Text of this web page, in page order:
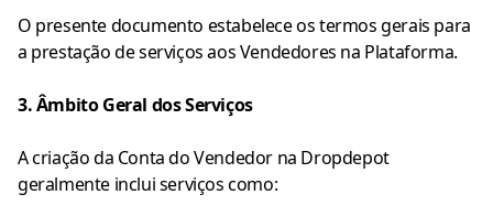
O presente documento estabelece os termos gerais para
a prestação de serviços aos Vendedores na Plataforma.
3. Âmbito Geral dos Serviços
A criação da Conta do Vendedor na Dropdepot
geralmente inclui serviços como: